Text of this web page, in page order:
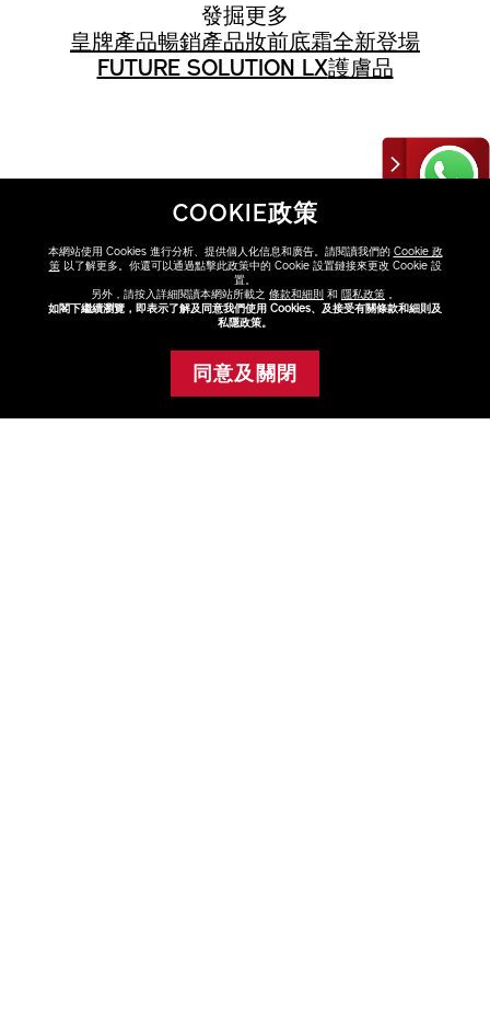
發掘更多
皇牌產品暢銷產品妝前底霜全新登場
FUTURE SOLUTION LX護膚品
COOKIE政策
本網站使用 Cookies 進行分析、提供個人化信息和廣告。請閱讀我們的 Cookie 政
策以了解更多。你還可以通過點擊此政策中的 Cookie 設置鏈接來更改 Cookie 設
置。
另外，請按入詳細閱讀本網站所載之 條款和細則 和 隱私政策 。
如閣下繼續瀏覽，即表示了解及同意我們使用 Cookies、及接受有關條款和細則及
私隱政策。
同意及關閉
FAQ
點擊FAQ了解更多
查看